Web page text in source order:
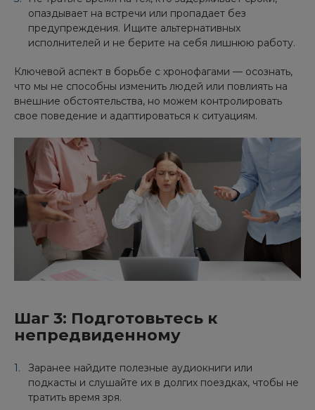
опаздывает на встречи или пропадает без
предупреждения. Ищите альтернативных
исполнителей и не берите на себя лишнюю работу.
Ключевой аспект в борьбе с хронофагами — осознать,
что мы не способны изменить людей или повлиять на
внешние обстоятельства, но можем контролировать
свое поведение и адаптироваться к ситуациям.
Шаг 3: Подготовьтесь к
непредвиденному
Заранее найдите полезные аудиокниги или
подкасты и слушайте их в долгих поездках, чтобы не
тратить время зря.